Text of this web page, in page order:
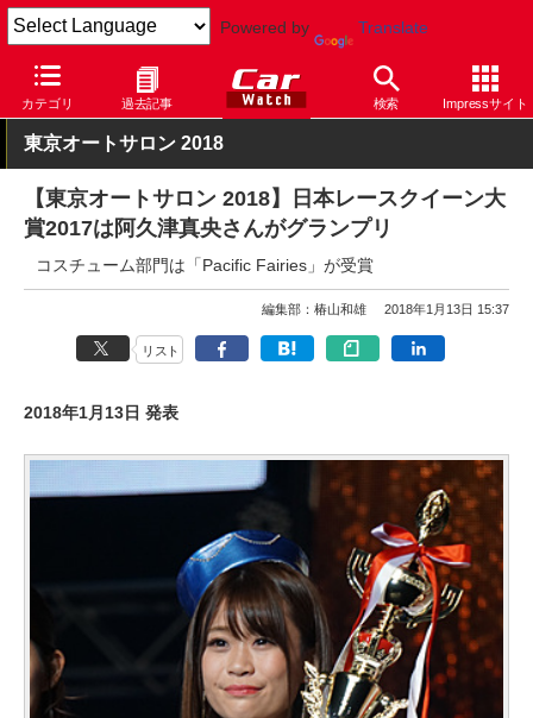
Powered by Translate
カテゴリ 過去記事 検索 Impressサイト
Car Watch イベント 東京オートサロン
東京オートサロン 2018
【東京オートサロン 2018】日本レースクイーン大
賞2017は阿久津真央さんがグランプリ
コスチューム部門は「Pacific Fairies」が受賞
編集部：椿山和雄 2018年1月13日 15:37
リスト
2018年1月13日 発表